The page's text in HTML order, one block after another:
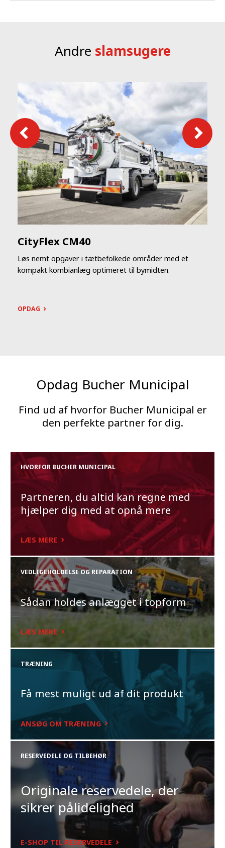
Filterenheden forhindrer, at slammet trænger ind i pumpen, hvis
Andre slamsugere
CityFlex CM40
Løs nemt opgaver i tætbefolkede områder med et
kompakt kombianlæg optimeret til bymidten.
OPDAG
Opdag Bucher Municipal
Find ud af hvorfor Bucher Municipal er
den perfekte partner for dig.
HVORFOR BUCHER MUNICIPAL
Partneren, du altid kan regne med
hjælper dig med at opnå mere
LÆS MERE
VEDLIGEHOLDELSE OG REPARATION
Sådan holdes anlægget i topform
LÆS MERE
TRÆNING
Få mest muligt ud af dit produkt
ANSØG OM TRÆNING
RESERVEDELE OG TILBEHØR
Originale reservedele, der
sikrer pålidelighed
E-SHOP TIL RESERVEDELE